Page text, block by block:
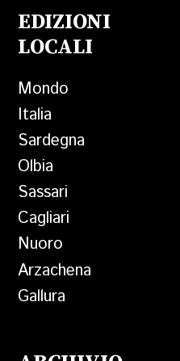
EDIZIONI
LOCALI
Mondo
Italia
Sardegna
Olbia
Sassari
Cagliari
Nuoro
Arzachena
Gallura